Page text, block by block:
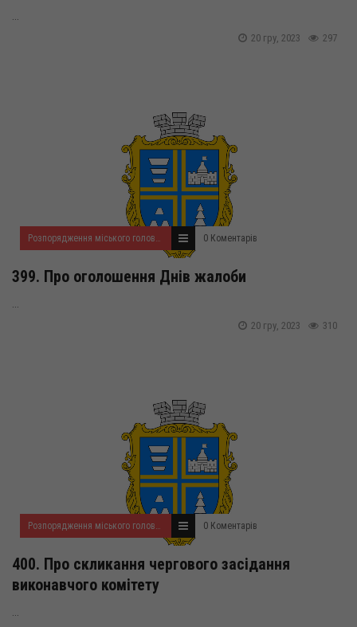
297
20 гру, 2023
Розпорядження міського голови за 2023 рік 0 Коментарів
399. Про оголошення Днів жалоби
310
20 гру, 2023
Розпорядження міського голови за 2023 рік 0 Коментарів
400. Про скликання чергового засідання
виконавчого комітету